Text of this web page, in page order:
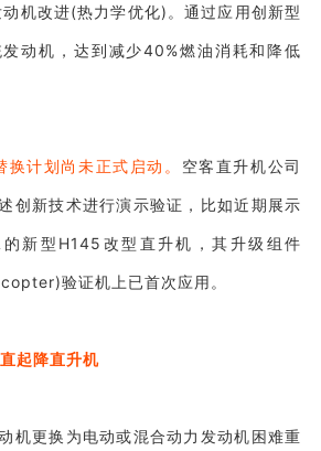
机改进(热力学优化)。通过应用创新型
动机，达到减少40%燃油消耗和降低
计划尚未正式启动。 空客直升机公司
创新技术进行演示验证，比如近期展示
新型H145改型直升机，其升级组件
验证机上已首次应用。
起降直升机
机更换为电动或混合动力发动机困难重